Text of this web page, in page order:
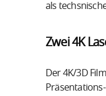
als
Zwei 4K
Der 4K/3D